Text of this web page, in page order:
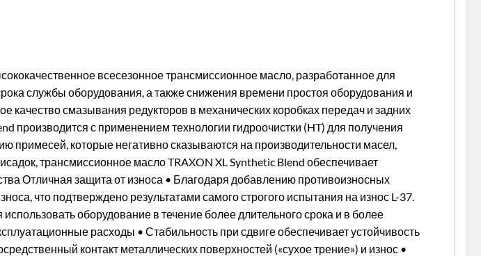
всесезонное трансмиссионное масло, разработанное для
службы оборудования, а также снижения времени простоя оборудования и
качество смазывания редукторов в механических коробках передач и задних
производится с применением технологии гидроочистки (HT) для получения
примесей, которые негативно сказываются на производительности масел,
трансмиссионное масло TRAXON XL Synthetic Blend обеспечивает
Отличная защита от износа • Благодаря добавлению противоизносных
что подтверждено результатами самого строгого испытания на износ L-37.
оборудование в течение более длительного срока и в более
расходы • Стабильность при сдвиге обеспечивает устойчивость
контакт металлических поверхностей («сухое трение») и износ •